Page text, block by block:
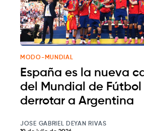
MODO-MUNDIAL
España es la nueva
del Mundial de Fútbol
derrotar a Argentina
JOSE GABRIEL DEYAN RIVAS